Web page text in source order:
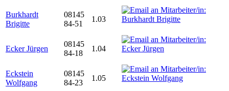
Burkhardt
Brigitte
08145
84-51
1.03
Ecker Jürgen
08145
84-18
1.04
Eckstein
Wolfgang
08145
84-23
1.05